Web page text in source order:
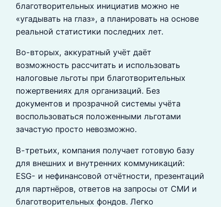
благотворительных инициатив можно не
«угадывать на глаз», а планировать на основе
реальной статистики последних лет.
Во-вторых, аккуратный учёт даёт
возможность рассчитать и использовать
налоговые льготы при благотворительных
пожертвениях для организаций. Без
документов и прозрачной системы учёта
воспользоваться положенными льготами
зачастую просто невозможно.
В-третьих, компания получает готовую базу
для внешних и внутренних коммуникаций:
ESG- и нефинансовой отчётности, презентаций
для партнёров, ответов на запросы от СМИ и
благотворительных фондов. Легко